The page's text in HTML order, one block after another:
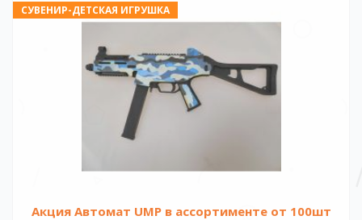
СУВЕНИР-ДЕТСКАЯ ИГРУШКА
Акция Автомат UMP в ассортименте от 100шт